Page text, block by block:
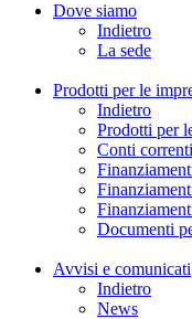
Dove siamo
Indietro
La sede
Prodotti per le
Indietro
Prodotti per
Conti
Documenti
Avvisi e comunicati
Indietro
News